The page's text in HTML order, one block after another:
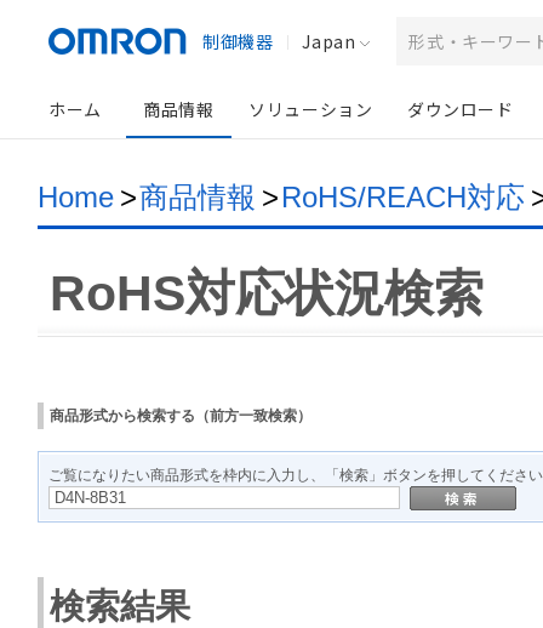
制御機器 Japan
ホーム 商品情報 ソリューション ダウンロード
Home >商品情報 >RoHS/REACH対応
RoHS対応状況検索
商品形式から検索する（前方一致検索）
ご覧になりたい商品形式を枠内に入力し、「検索」ボタンを押してくださ
検索結果